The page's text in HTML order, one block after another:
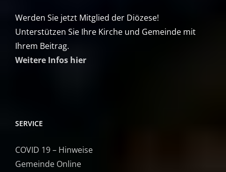
Werden Sie jetzt Mitglied der Diözese!
Unterstützen Sie Ihre Kirche und Gemeinde mit
Ihrem Beitrag.
Weitere Infos hier
SERVICE
COVID 19 – Hinweise
Gemeinde Online